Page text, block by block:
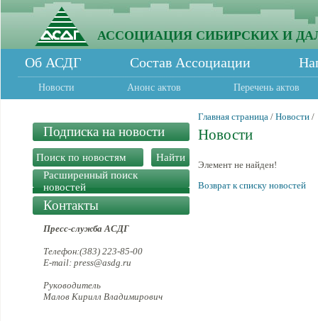
АССОЦИАЦИЯ СИБИРСКИХ И
Об АСДГ Состав Ассоциации
Новости Анонс актов Перечень актов
Подписка на новости
Расширенный поиск
новостей
Контакты
Пресс-служба АСДГ
Телефон:(383) 223-85-00
E-mail: press@asdg.ru
Руководитель
Малов Кирилл Владимирович
Главная страница / Новости /
Новости
Элемент не найден!
Возврат к списку новостей